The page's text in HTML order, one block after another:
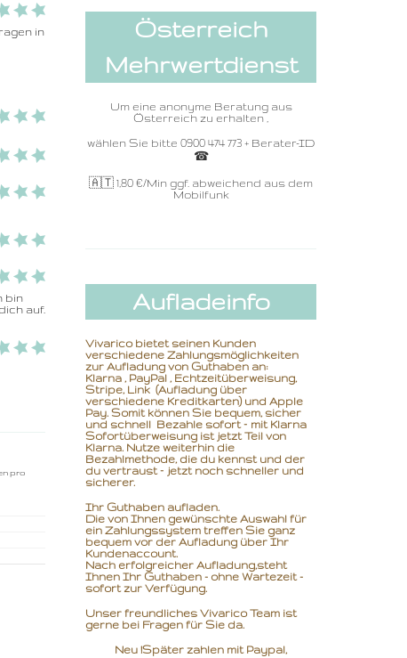
in
bin
auf.
pro
Österreich
Mehrwertdienst
Um eine anonyme Beratung aus
Österreich zu erhalten ,
wählen Sie bitte 0900 474 773 + Berater-ID
☎ ️
🇦🇹 1,80 €/Min ggf. abweichend aus dem
Mobilfunk
Aufladeinfo
Vivarico bietet seinen Kunden
verschiedene Zahlungsmöglichkeiten
zur Aufladung von Guthaben an:
Klarna , PayPal , Echtzeitüberweisung,
Stripe, Link (Aufladung über
verschiedene Kreditkarten) und Apple
Pay. Somit können Sie bequem, sicher
und schnell Bezahle sofort – mit Klarna
Sofortüberweisung ist jetzt Teil von
Klarna. Nutze weiterhin die
Bezahlmethode, die du kennst und der
du vertraust – jetzt noch schneller und
sicherer.
Ihr Guthaben aufladen.
Die von Ihnen gewünschte Auswahl für
ein Zahlungssystem treffen Sie ganz
bequem vor der Aufladung über Ihr
Kundenaccount.
Nach erfolgreicher Aufladung,steht
Ihnen Ihr Guthaben - ohne Wartezeit -
sofort zur Verfügung.
Unser freundliches Vivarico Team ist
gerne bei Fragen für Sie da.
Neu !Später zahlen mit Paypal,